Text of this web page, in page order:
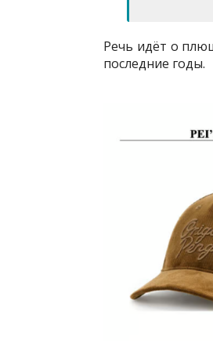
Речь идёт о
последние годы.